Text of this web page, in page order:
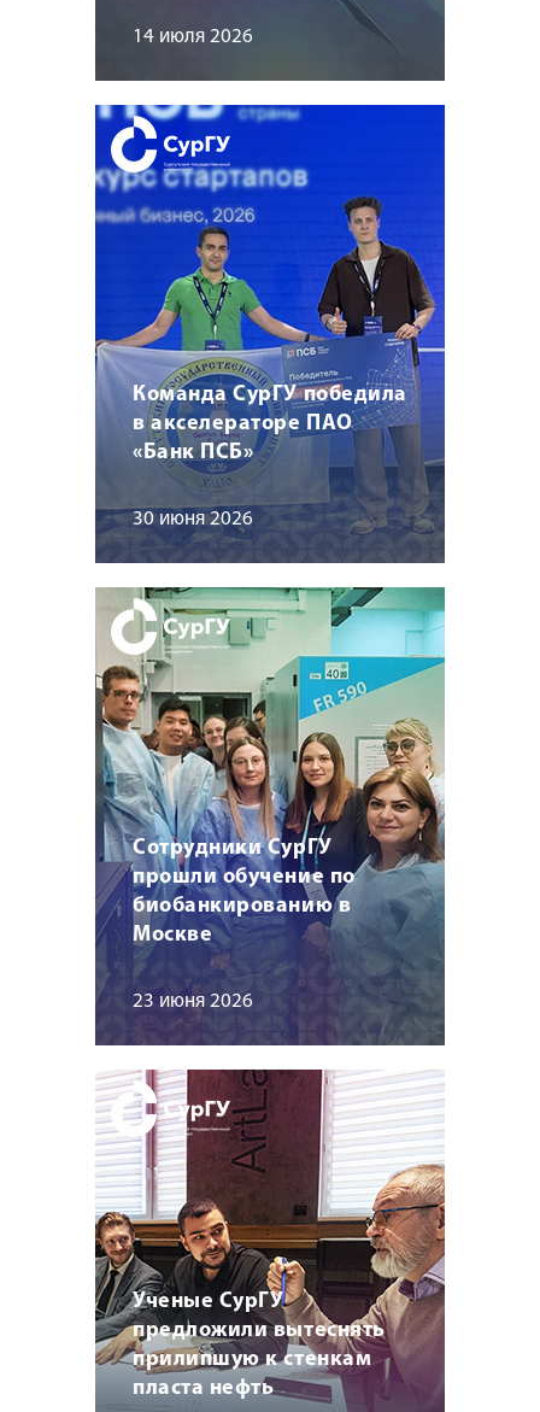
14 июля 2026
Команда СурГУ победила
в акселераторе ПАО
«Банк ПСБ»
30 июня 2026
Сотрудники СурГУ
прошли обучение по
биобанкированию в
Москве
23 июня 2026
Ученые СурГУ
предложили вытеснять
прилипшую к стенкам
пласта нефть